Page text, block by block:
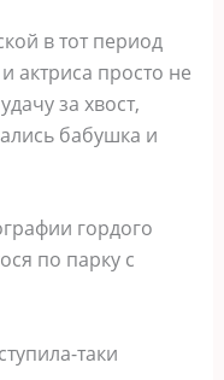
в тот период
актриса просто не
за хвост,
бабушка и
гордого
по парку с
таки